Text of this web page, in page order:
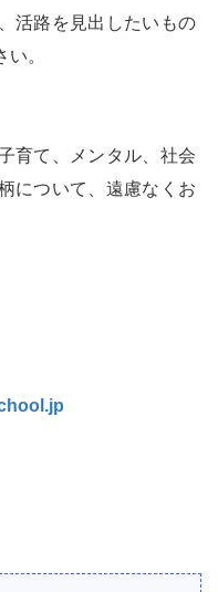
活路を見出したいもの
。
育て、メンタル、社会
について、遠慮なくお